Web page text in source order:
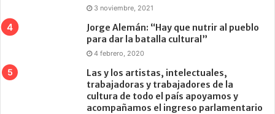
3 noviembre, 2021
Jorge Alemán: “Hay que nutrir al pueblo
para dar la batalla cultural”
4 febrero, 2020
Las y los artistas, intelectuales,
trabajadoras y trabajadores de la
cultura de todo el país apoyamos y
acompañamos el ingreso parlamentario